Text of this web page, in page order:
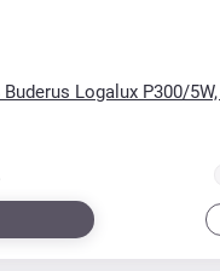
Logalux P300/